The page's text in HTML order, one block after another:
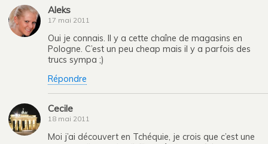
Aleks
17 mai 2011
Oui je connais. Il y a cette chaîne de magasins en
Pologne. C’est un peu cheap mais il y a parfois des
trucs sympa ;)
Répondre
Cecile
18 mai 2011
Moi j’ai découvert en Tchéquie, je crois que c’est une